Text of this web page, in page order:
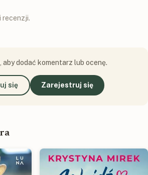
recenzji.
aby dodać komentarz lub ocenę.
się Zarejestruj się